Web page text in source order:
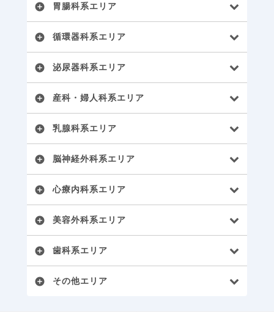
add_circle 胃腸科系エリア
add_circle 循環器科系エリア
add_circle 泌尿器科系エリア
add_circle 産科・婦人科系エリア
add_circle 乳腺科系エリア
add_circle 脳神経外科系エリア
add_circle 心療内科系エリア
add_circle 美容外科系エリア
add_circle 歯科系エリア
add_circle その他エリア